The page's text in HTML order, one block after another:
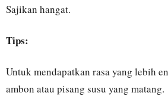
Sajikan hangat.
Tips:
Untuk mendapatkan rasa yang lebih
ambon atau pisang susu yang matang.